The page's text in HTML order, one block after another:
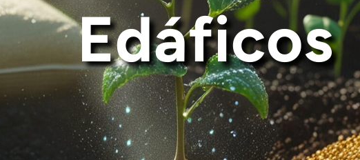
Edáficos